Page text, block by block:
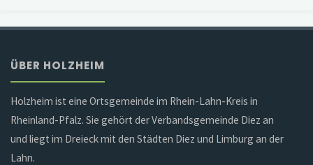
ÜBER HOLZHEIM
Holzheim ist eine Ortsgemeinde im Rhein-Lahn-Kreis in
Rheinland-Pfalz. Sie gehört der Verbandsgemeinde Diez an
und liegt im Dreieck mit den Städten Diez und Limburg an der
Lahn.